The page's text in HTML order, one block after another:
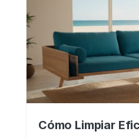
Cómo Limpiar